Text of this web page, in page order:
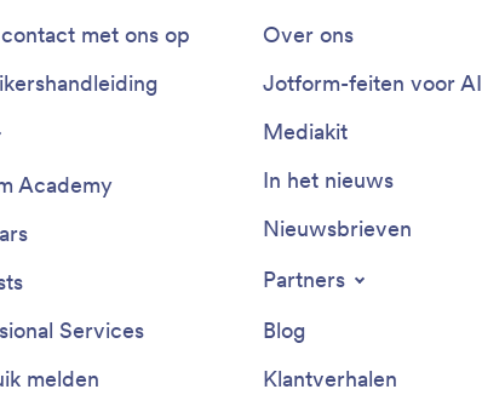
met ons op
Academy
Services
melden
Over ons
Jotform-feiten voor AI
Mediakit
In het nieuws
Nieuwsbrieven
Partners
Blog
Klantverhalen